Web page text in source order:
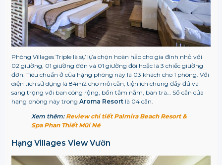
Phòng Villages Triple là sự lựa chọn hoàn hảo cho gia đình nhỏ với
02 giường, 01 giường đơn và 01 giường đôi hoặc là 3 chiếc giường
đơn. Tiêu chuẩn ở của hạng phòng này là 03 khách cho 1 phòng. Với
diện tích sử dụng là 84m2 cho mỗi căn, tiện ích chung đầy đủ và
sang trọng với ban công rộng, bồn tắm nằm, bàn trà… Số căn của
hạng phòng này trong Aroma Resortlà 04 căn.
Xem thêm: Review chi tiết Palmira Beach Resort &
Spa Phan Thiết Mũi Né
Hạng Villages View Vườn